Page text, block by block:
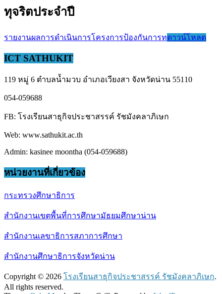
ทุจริตประจำปี
รายงานผลการดำเนินการโครงการป้องกันการทดาวน์โหลด
ICT SATHUKIT
119 หมู่ 6 ตำบลน้ำมวบ อำเภอเวียงสา จังหวัดน่าน 55110
054-059688
FB: โรงเรียนสาธุกิจประชาสรรค์ รัชมังคลาภิเษก
Web: www.sathukit.ac.th
Admin: kasinee moontha (054-059688)
หน่วยงานที่เกี่ยวข้อง
กระทรวงศึกษาธิการ
สำนักงานเขตพื้นที่การศึกษามัธยมศึกษาน่าน
สำนักงานเลขาธิการสภาการศึกษา
สำนักงานศึกษาธิการจังหวัดน่าน
Copyright © 2026 โรงเรียนสาธุกิจประชาสรรค์ รัชมังคลาภิเษก.
All rights reserved.